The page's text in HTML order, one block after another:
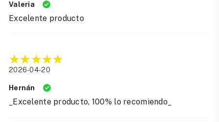
Valeria
Excelente producto
2026-04-20
Hernán
_Excelente producto, 100% lo recomiendo_